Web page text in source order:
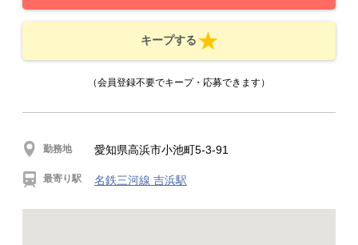
キープする
（会員登録不要でキープ・応募できます）
勤務地 愛知県高浜市小池町5-3-91
最寄り駅 名鉄三河線 吉浜駅